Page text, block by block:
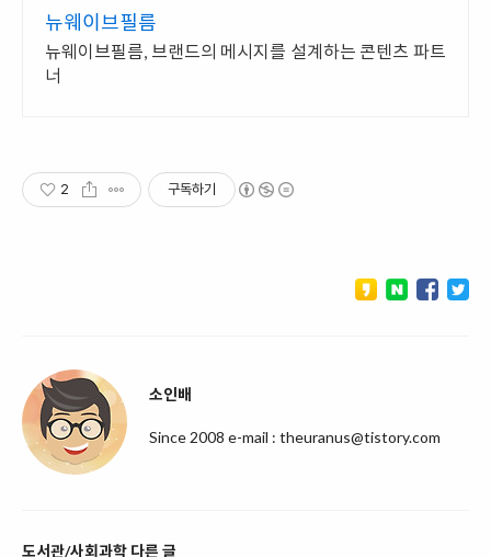
뉴웨이브필름
뉴웨이브필름, 브랜드의 메시지를 설계하는 콘텐츠 파트
너
2 구독하기
소인배
Since 2008 e-mail : theuranus@tistory.com
도서관/사회과학 다른 글